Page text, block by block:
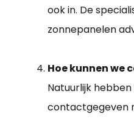
ook in. De
zonnepanelen
Hoe kunnen we
Natuurlijk
contactgegeven